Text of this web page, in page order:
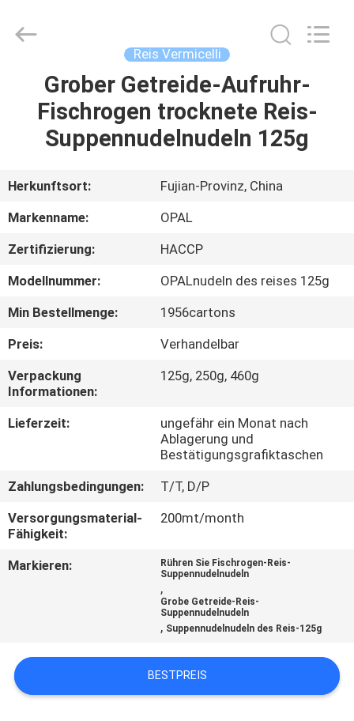
HAUS
PRODUKTE
ÜBER
UNS
FABRIK-
AUSFLUG
QUALITÄTSKONTROLLE
TRETEN
SIE
IN
VERBINDUNG
FORDERN
ZITAT
SITEMAP
Rights
Reis Vermicelli
Grober Getreide-Aufruhr-
Fischrogen trocknete Reis-
Suppennudelnudeln 125g
Herkunftsort:
Fujian-Provinz, China
Markenname:
OPAL
Zertifizierung:
HACCP
Modellnummer:
OPALnudeln des reises 125g
Min Bestellmenge:
1956cartons
Preis:
Verhandelbar
Verpackung
Informationen:
125g, 250g, 460g
Lieferzeit:
ungefähr ein Monat nach
Ablagerung und
Bestätigungsgrafiktaschen
Zahlungsbedingungen:
T/T, D/P
Versorgungsmaterial-
Fähigkeit:
200mt/month
Markieren:
Rühren Sie Fischrogen-Reis-
Suppennudelnudeln
,
Grobe Getreide-Reis-
Suppennudelnudeln
, Suppennudelnudeln des Reis-125g
BESTPREIS